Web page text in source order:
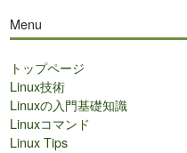
Menu
トップページ
Linux技術
Linuxの入門基礎知識
Linuxコマンド
Linux Tips